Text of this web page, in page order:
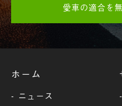
愛車の適合を
ホーム
- ニュース